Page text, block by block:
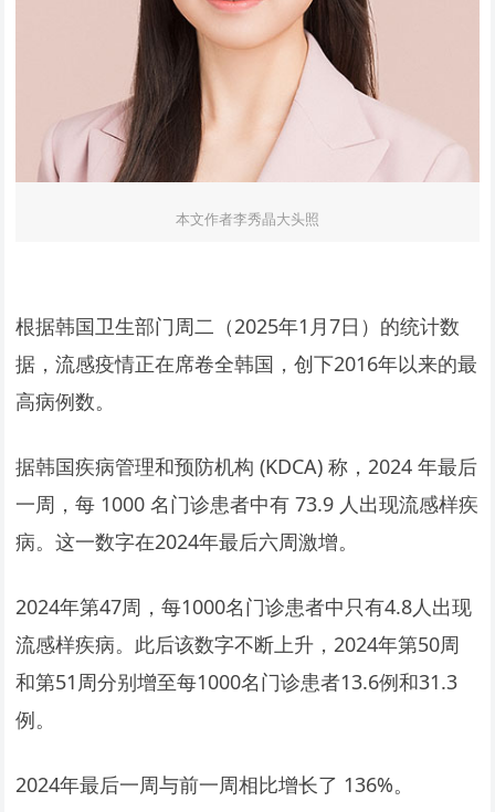
本文作者李秀晶大头照
根据韩国卫生部门周二（2025年1月7日）的统计数
据，流感疫情正在席卷全韩国，创下2016年以来的最
高病例数。
据韩国疾病管理和预防机构 (KDCA) 称，2024 年最后
一周，每 1000 名门诊患者中有 73.9 人出现流感样疾
病。这一数字在2024年最后六周激增。
2024年第47周，每1000名门诊患者中只有4.8人出现
流感样疾病。此后该数字不断上升，2024年第50周
和第51周分别增至每1000名门诊患者13.6例和31.3
例。
2024年最后一周与前一周相比增长了 136%。